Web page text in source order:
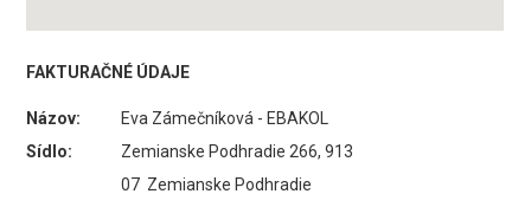
FAKTURAČNÉ ÚDAJE
Názov:
Eva Zámečníková - EBAKOL
Sídlo:
Zemianske Podhradie 266, 913
07 Zemianske Podhradie